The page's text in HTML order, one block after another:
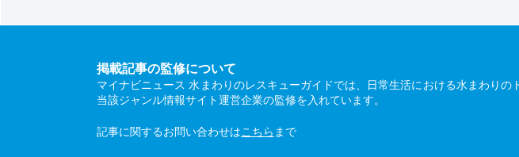
掲載記事の監修について
マイナビニュース 水まわりのレスキューガイドでは、日常生活における水まわり
当該ジャンル情報サイト運営企業の監修を入れています。
記事に関するお問い合わせはこちら まで